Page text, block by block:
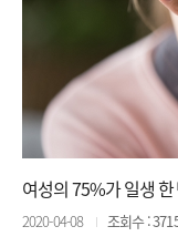
여성의 75%가 일생
2020-04-08 조회수 :